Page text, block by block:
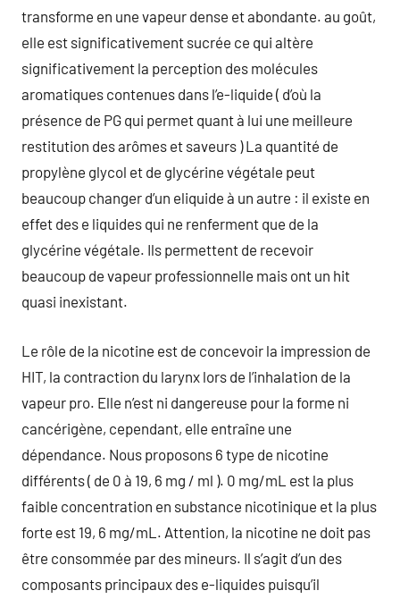
transforme en une vapeur dense et abondante. au goût,
elle est significativement sucrée ce qui altère
significativement la perception des molécules
aromatiques contenues dans l’e-liquide ( d’où la
présence de PG qui permet quant à lui une meilleure
restitution des arômes et saveurs ) La quantité de
propylène glycol et de glycérine végétale peut
beaucoup changer d’un eliquide à un autre : il existe en
effet des e liquides qui ne renferment que de la
glycérine végétale. Ils permettent de recevoir
beaucoup de vapeur professionnelle mais ont un hit
quasi inexistant.
Le rôle de la nicotine est de concevoir la impression de
HIT, la contraction du larynx lors de l’inhalation de la
vapeur pro. Elle n’est ni dangereuse pour la forme ni
cancérigène, cependant, elle entraîne une
dépendance. Nous proposons 6 type de nicotine
différents ( de 0 à 19, 6 mg / ml ). 0 mg/mL est la plus
faible concentration en substance nicotinique et la plus
forte est 19, 6 mg/mL. Attention, la nicotine ne doit pas
être consommée par des mineurs. Il s’agit d’un des
composants principaux des e-liquides puisqu’il